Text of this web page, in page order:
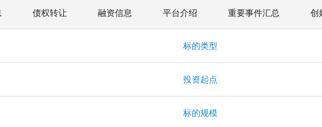
债权转让 融资信息 平台介绍 重要事件汇总 创
标的类型
投资起点
标的规模